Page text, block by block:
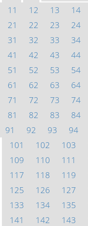
11
12 13 14
21
22 23 24
31
32 33 34
41
42 43 44
51
52 53 54
61
62 63 64
71
72 73 74
81
82 83 84
91
92 93 94
101
102 103
109
110 111
117
118 119
125
126 127
133
134 135
141
142 143